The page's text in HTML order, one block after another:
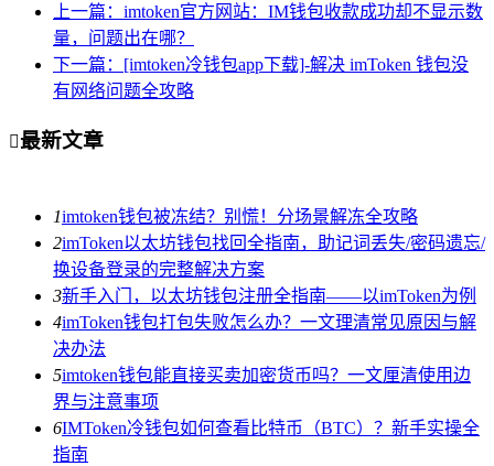
上一篇：imtoken官方网站：IM钱包收款成功却不显示数
量，问题出在哪？
下一篇：[imtoken冷钱包app下载]-解决 imToken 钱包没
有网络问题全攻略
最新文章
1imtoken钱包被冻结？别慌！分场景解冻全攻略
2imToken以太坊钱包找回全指南，助记词丢失/密码遗忘/
换设备登录的完整解决方案
3新手入门，以太坊钱包注册全指南——以imToken为例
4imToken钱包打包失败怎么办？一文理清常见原因与解
决办法
5imtoken钱包能直接买卖加密货币吗？一文厘清使用边
界与注意事项
6IMToken冷钱包如何查看比特币（BTC）？新手实操全
指南